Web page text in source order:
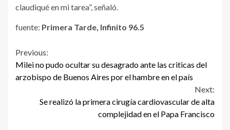
claudiqué en mi tarea”, señaló.
fuente: Primera Tarde, Infinito 96.5
Continue
Reading
Previous:
Milei no pudo ocultar su desagrado ante las criticas del
arzobispo de Buenos Aires por el hambre en el país
Next:
Se realizó la primera cirugía cardiovascular de alta
complejidad en el Papa Francisco